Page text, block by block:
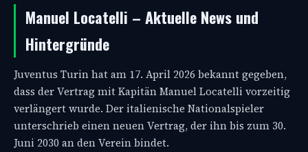
Manuel Locatelli – Aktuelle News und
Hintergründe
Juventus Turin hat am 17. April 2026 bekannt gegeben,
dass der Vertrag mit Kapitän Manuel Locatelli vorzeitig
verlängert wurde. Der italienische Nationalspieler
unterschrieb einen neuen Vertrag, der ihn bis zum 30.
Juni 2030 an den Verein bindet.